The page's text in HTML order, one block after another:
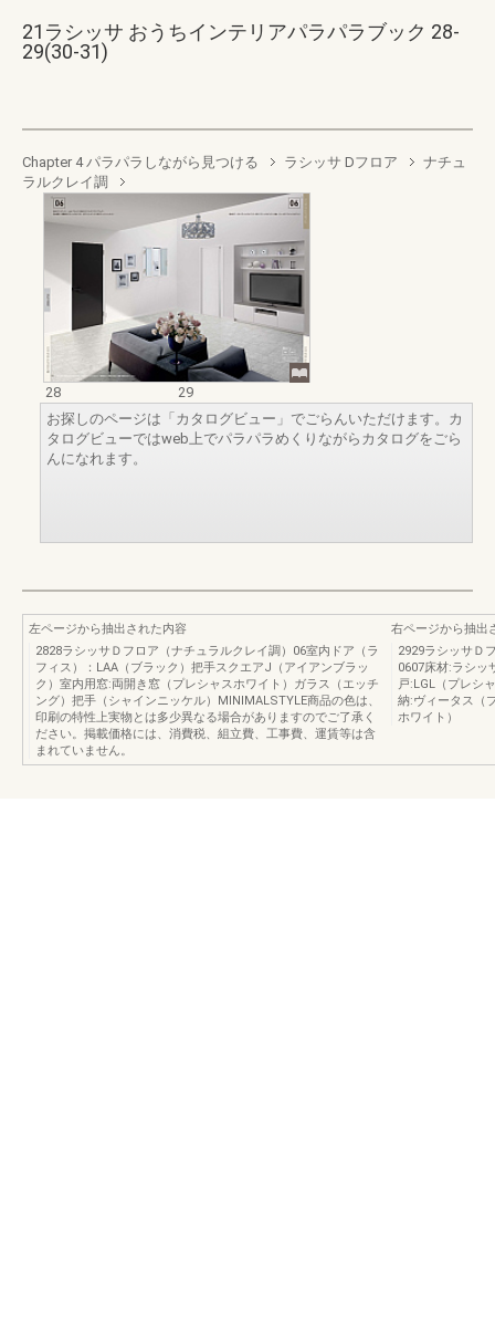
21ラシッサ おうちインテリアパラパラブック 28-
29(30-31)
Chapter 4 パラパラしながら見つける ラシッサ Dフロア
ナチュ
ラルクレイ調
28
29
お探しのページは「カタログビュー」でごらんいただけます。カ
タログビューではweb上でパラパラめくりながらカタログをごら
んになれます。
左ページから抽出された内容
2828ラシッサＤフロア（ナチュラルクレイ調）06室内ドア（ラ
フィス）：LAA（ブラック）把手スクエアJ（アイアンブラッ
ク）室内用窓:両開き窓（プレシャスホワイト）ガラス（エッチ
ング）把手（シャインニッケル）MINIMALSTYLE商品の色は、
印刷の特性上実物とは多少異なる場合がありますのでご了承く
ださい。掲載価格には、消費税、組立費、工事費、運賃等は含
まれていません。
右ページから抽出
2929ラシッサＤ
0607床材:ラシッ
戸:LGL（プレシ
納:ヴィータス（
ホワイト）